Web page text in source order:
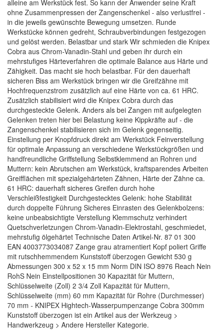
alleine am Werkstück fest. So kann der Anwender seine Kraft
ohne Zusammenpressen der Zangenschenkel - also verlustfrei -
in die jeweils gewünschte Bewegung umsetzen. Runde
Werkstücke können gedreht, Schraubverbindungen festgezogen
und gelöst werden. Belastbar und stark Wir schmieden die Knipex
Cobra aus Chrom-Vanadin-Stahl und geben ihr durch ein
mehrstufiges Härteverfahren die optimale Balance aus Härte und
Zähigkeit. Das macht sie hoch belastbar. Für den dauerhaft
sicheren Biss am Werkstück bringen wir die Greifzähne mit
Hochfrequenzstrom zusätzlich auf eine Härte von ca. 61 HRC.
Zusätzlich stabilisiert wird die Knipex Cobra durch das
durchgesteckte Gelenk. Anders als bei Zangen mit aufgelegten
Gelenken treten hier bei Belastung keine Kippkräfte auf - die
Zangenschenkel stabilisieren sich im Gelenk gegenseitig.
Einstellung per Knopfdruck direkt am Werkstück Feinverstellung
für optimale Anpassung an verschiedene Werkstückgrößen und
handfreundliche Griffstellung Selbstklemmend an Rohren und
Muttern: kein Abrutschen am Werkstück, kraftsparendes Arbeiten
Greifflächen mit spezialgehärteten Zähnen, Härte der Zähne ca.
61 HRC: dauerhaft sicheres Greifen durch hohe
Verschleißfestigkeit Durchgestecktes Gelenk: hohe Stabilität
durch doppelte Führung Sicheres Einrasten des Gelenkbolzens:
keine unbeabsichtigte Verstellung Klemmschutz verhindert
Quetschverletzungen Chrom-Vanadin-Elektrostahl, geschmiedet,
mehrstufig ölgehärtet Technische Daten Artikel-Nr. 87 01 300
EAN 4003773034087 Zange grau atramentiert Kopf poliert Griffe
mit rutschhemmendem Kunststoff überzogen Gewicht 530 g
Abmessungen 300 x 52 x 15 mm Norm DIN ISO 8976 Reach Nein
RohS Nein Einstellpositionen 30 Kapazität für Muttern,
Schlüsselweite (Zoll) 2 3/4 Zoll Kapazität für Muttern,
Schlüsselweite (mm) 60 mm Kapazität für Rohre (Durchmesser)
70 mm - KNIPEX Hightech-Wasserpumpenzange Cobra 300mm
Kunststoff überzogen ist ein Artikel aus der Werkzeug >
Handwerkzeug > Andere Hersteller Kategorie.